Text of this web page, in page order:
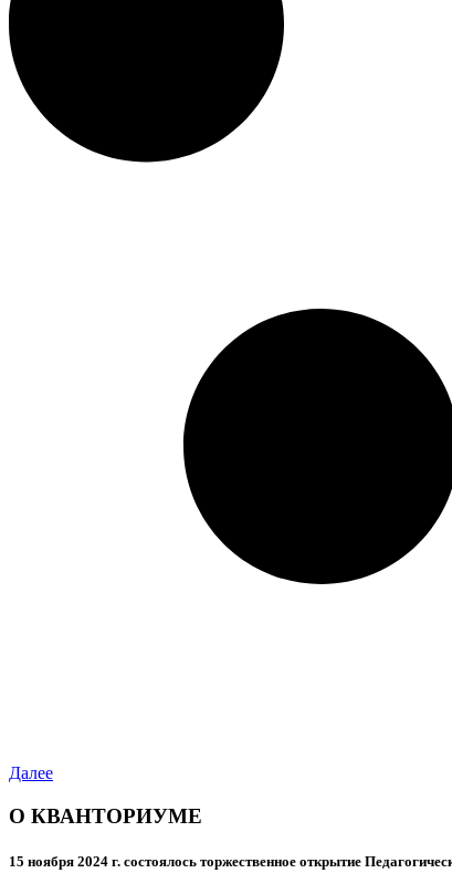
Далее
О КВАНТОРИУМЕ
15 ноября 2024 г. состоялось торжественное открытие